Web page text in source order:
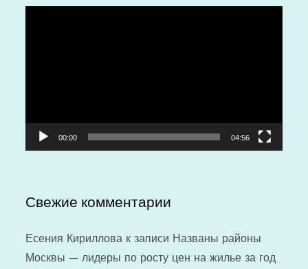
00:00 04:56
Свежие комментарии
Есения Кириллова к записи Названы районы
Москвы — лидеры по росту цен на жилье за год